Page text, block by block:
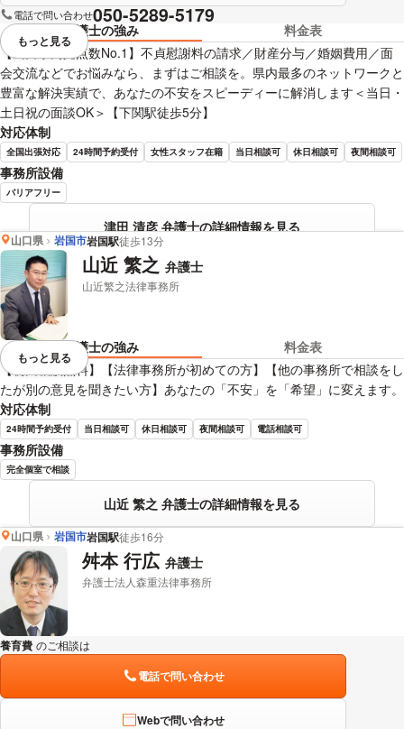
電話で問い合わせ050-5289-5179
弁護士の強み
料金表
【山口県内拠点数No.1】不貞慰謝料の請求／財産分与／婚姻費用／面
会交流などでお悩みなら、まずはご相談を。県内最多のネットワークと
豊富な解決実績で、あなたの不安をスピーディーに解消します＜当日・
土日祝の面談OK＞【下関駅徒歩5分】
対応体制
全国出張対応 24時間予約受付 女性スタッフ在籍 当日相談可 休日相談可 夜間相談可
事務所設備
バリアフリー
津田 清彦 弁護士の詳細情報を見る
視覚的に省略されている要素を
もっと見る
山口県 岩国市岩国駅徒歩13分
山近 繁之 弁護士
山近繁之法律事務所
弁護士の強み
料金表
【初回相談無料】【法律事務所が初めての方】【他の事務所で相談をし
たが別の意見を聞きたい方】あなたの「不安」を「希望」に変えます。
対応体制
24時間予約受付 当日相談可 休日相談可 夜間相談可 電話相談可
事務所設備
完全個室で相談
山近 繁之 弁護士の詳細情報を見る
視覚的に省略されている要素を
もっと見る
山口県 岩国市岩国駅徒歩16分
舛本 行広 弁護士
弁護士法人森重法律事務所
養育費 のご相談は
電話で問い合わせ
Webで問い合わせ